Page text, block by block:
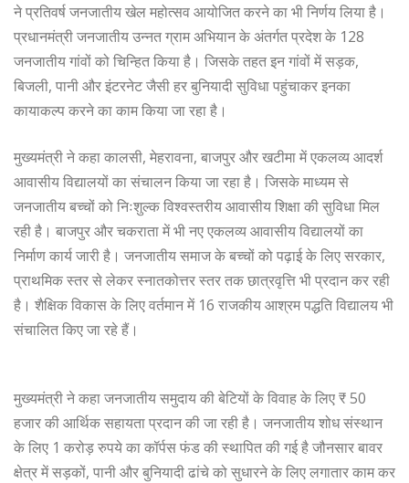
ने प्रतिवर्ष जनजातीय खेल महोत्सव आयोजित करने का भी निर्णय लिया है।
प्रधानमंत्री जनजातीय उन्नत ग्राम अभियान के अंतर्गत प्रदेश के 128
जनजातीय गांवों को चिन्हित किया है। जिसके तहत इन गांवों में सड़क,
बिजली, पानी और इंटरनेट जैसी हर बुनियादी सुविधा पहुंचाकर इनका
कायाकल्प करने का काम किया जा रहा है।
मुख्यमंत्री ने कहा कालसी, मेहरावना, बाजपुर और खटीमा में एकलव्य आदर्श
आवासीय विद्यालयों का संचालन किया जा रहा है। जिसके माध्यम से
जनजातीय बच्चों को निःशुल्क विश्वस्तरीय आवासीय शिक्षा की सुविधा मिल
रही है। बाजपुर और चकराता में भी नए एकलव्य आवासीय विद्यालयों का
निर्माण कार्य जारी है। जनजातीय समाज के बच्चों को पढ़ाई के लिए सरकार,
प्राथमिक स्तर से लेकर स्नातकोत्तर स्तर तक छात्रवृत्ति भी प्रदान कर रही
है। शैक्षिक विकास के लिए वर्तमान में 16 राजकीय आश्रम पद्धति विद्यालय भी
संचालित किए जा रहे हैं।
मुख्यमंत्री ने कहा जनजातीय समुदाय की बेटियों के विवाह के लिए ₹ 50
हजार की आर्थिक सहायता प्रदान की जा रही है। जनजातीय शोध संस्थान
के लिए 1 करोड़ रुपये का कॉर्पस फंड की स्थापित की गई है जौनसार बावर
क्षेत्र में सड़कों, पानी और बुनियादी ढांचे को सुधारने के लिए लगातार काम कर